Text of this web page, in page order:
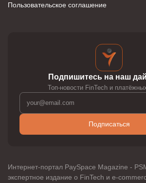
Пользовательское соглашение
Подпишитесь на наш
Топ-новости FinTech и
Подписаться
Интернет-портал PaySpace Magazine -
экспертное издание о FinTech и e-